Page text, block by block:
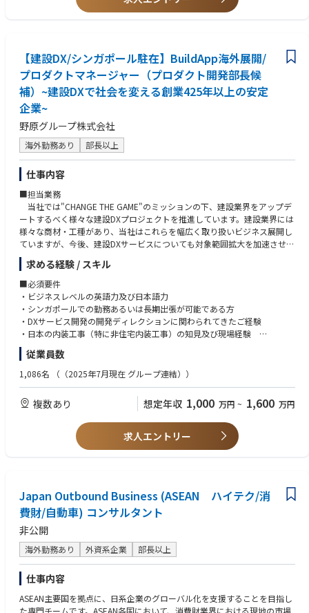
【建設DX/シンガポール駐在】BuildApp海外展開/
プロダクトマネージャー（プロダクト開発部長候
補）~建設DXで社会を変える創業425年以上の安定
企業~
野原グループ株式会社
海外勤務あり 部長以上
仕事内容
■担当業務
当社では"CHANGE THE GAME"のミッションの下、建設業界をアップデ
ートするべく様々な建設DXプロジェクトを推進しています。建設業界には
様々な商材・工種があり、当社はこれらを幅広く取り扱いビジネス展開し
ていますが、今後、建設DXサービスについても対象範囲拡大を加速させる
ため、業界や当社の各ビジネス全体を見据えたDX戦略を推し進めていま
す。
建設業界はBIM（Building Information Modeling）を始めとしたデジタ
ル化が急速に進みつつあり、現在のアナログな商習慣からデジタルを活用
したビジネスモデル変革への対応が必須です。2021年12月に発表した「B
uildApp（ビルドアップ）」サービス（https://build-app.jp/）は、建設業
界のホットトピックの一つになりつつあり、スーパーゼネコンをはじめ建
も進んでおります。
■業務詳細：
BuildAppの海外展開におけるプロダクト責任者として、経営陣・各カンパ
ニー幹部と幅広く連携して以下の職務を担っていただきます。
在するBuildApp関連の全サービス
・戦略：建設市場動向・競合状況を鑑み、かつ既存事業とのシナジーを含
成するサービス・機能の企画・上市判断。
・拡販計画：現地調査を行い、ゼネコン・サブコンへのセールス＆マーケ
ティング計画。GR：政府・外郭団体とのコミュニケーション。PR：メデ
ィア対応 など ※マーケティング部門と協働
■BuildAppサービス詳細
【BuildApp(ビルドアップ)】2021年12月に発表したクラウドサービス。B
IMを活用し、内装・建具工事における設計-生産-施工プロセスの業務効率
化と脱炭素化を支援する複数のサービスを束ねるサービス。建設業界のホ
ットトピックの一つになりつつあり、スーパーゼネコンをはじめ建設会社
求める経験 / スキル
■必須要件
・ビジネスレベルの英語力及び日本語力
・シンガポールでの勤務あるいは長期出張が可能である方
・DXサービス開発の開発ディレクションに関わられてきたご経験
・日本の内装工事（特に非住宅内装工事）の知見及び現場経験
■歓迎要件
① 戦略・事業構想力
・事業全体戦略またはDX戦略の策定経験
・ビジョン／ミッション設計、バリュープロポジション構築の経験
・経営企画・事業企画の実務経験
・PL責任を持った事業運営経験
② プロダクト・マーケティング推進力
・プロダクトマネジメント経験
・チームマネジメント経験
・業界／事業全体を俯瞰した意思決定能力
・論理的思考力・課題解決力
④ キャリアバックグラウンド
・IT／Web業界での業務経験
・コンサルティングファームでの実務経験
・MBA等ビジネススクールでの学びを実務に活かした経験
■求める人物像：
ゼネコンで内装分野に関与経験
従業員数
1,086名 （（2025年7月現在 グループ連結））
複数あり 想定年収 1,000 万円 ~ 1,600 万円
求人エントリー
Japan Outbound Business (ASEAN ハイテク/消
費財/自動車) コンサルタント
非公開
海外勤務あり 外資系企業 部長以上
仕事内容
ASEAN主要国を拠点に、日系企業のグローバル化を支援することを目指し